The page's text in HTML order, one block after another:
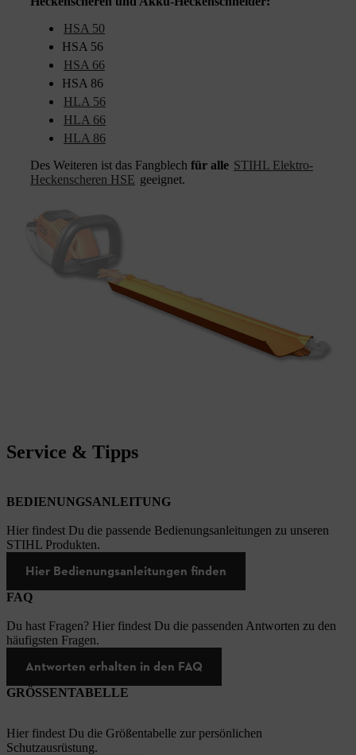
HSA 50
HSA 56
HSA 66
HSA 86
HLA 56
HLA 66
HLA 86
Des Weiteren ist das Fangblech für alle STIHL Elektro-
Heckenscheren HSE geeignet.
Service & Tipps
BEDIENUNGSANLEITUNG
Hier findest Du die passende Bedienungsanleitungen zu unseren
STIHL Produkten.
Hier Bedienungsanleitungen finden
FAQ
Du hast Fragen? Hier findest Du die passenden Antworten zu den
häufigsten Fragen.
Antworten erhalten in den FAQ
GRÖSSENTABELLE
Hier findest Du die Größentabelle zur persönlichen
Schutzausrüstung.